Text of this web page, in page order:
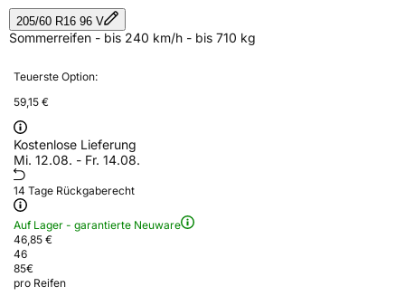
205/60 R16 96 V
Sommerreifen - bis 240 km/h - bis 710 kg
Teuerste Option:
59,15 €
Kostenlose Lieferung
Mi. 12.08. - Fr. 14.08.
14 Tage Rückgaberecht
Auf Lager - garantierte Neuware
46,85 €
46
85€
pro Reifen